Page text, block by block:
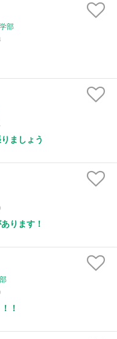
部
ましょう
ります！
！